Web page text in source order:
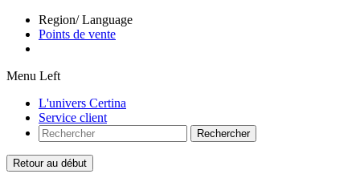
Region/ Language
Points de vente
Menu Left
L'univers Certina
Service client
Rechercher
Retour au début